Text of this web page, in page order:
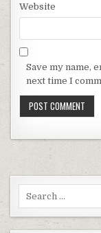
Website
Save my name,
next time I
Search for: